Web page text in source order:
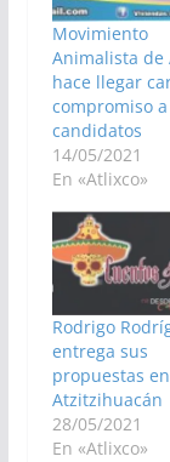
Movimiento
Animalista de
hace llegar
compromiso a
candidatos
14/05/2021
En «Atlixco»
Rodrigo
entrega sus
propuestas en
Atzitzihuacán
28/05/2021
En «Atlixco»